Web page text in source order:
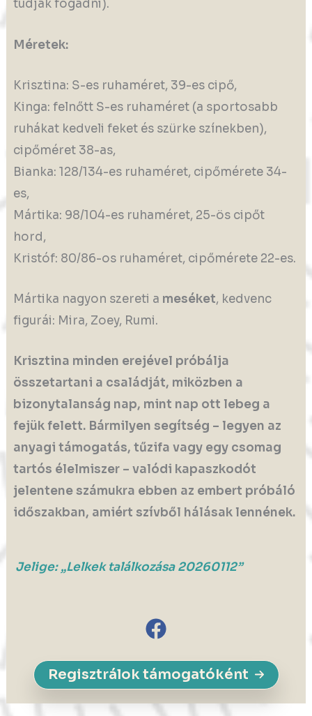
tudják fogadni).
Méretek:
Krisztina: S-es ruhaméret, 39-es cipő,
Kinga: felnőtt S-es ruhaméret (a sportosabb
ruhákat kedveli feket és szürke színekben),
cipőméret 38-as,
Bianka: 128/134-es ruhaméret, cipőmérete 34-
es,
Mártika: 98/104-es ruhaméret, 25-ös cipőt
hord,
Kristóf: 80/86-os ruhaméret, cipőmérete 22-es.
Mártika nagyon szereti a meséket, kedvenc
figurái: Mira, Zoey, Rumi.
Krisztina minden erejével próbálja
összetartani a családját, miközben a
bizonytalanság nap, mint nap ott lebeg a
fejük felett. Bármilyen segítség – legyen az
anyagi támogatás, tűzifa vagy egy csomag
tartós élelmiszer – valódi kapaszkodót
jelentene számukra ebben az embert próbáló
időszakban, amiért szívből hálásak lennének.
Jelige: „Lelkek találkozása 20260112”
Regisztrálok támogatóként